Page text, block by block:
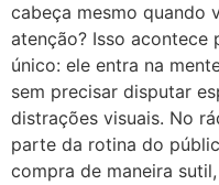
cabeça mesmo quando
atenção? Isso
único: ele entra na
sem precisar disputar
distrações visuais. No
parte da rotina do
compra de maneira